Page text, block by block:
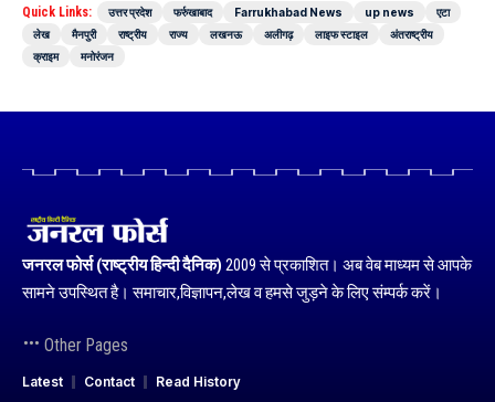
Quick Links: उत्तर प्रदेश फर्रुखाबाद Farrukhabad News up news
एटा
लेख
मैनपुरी राष्ट्रीय राज्य लखनऊ अलीगढ़ लाइफ स्टाइल
अंतराष्ट्रीय
क्राइम
मनोरंजन
जनरल फोर्स (राष्ट्रीय हिन्दी दैनिक) 2009 से प्रकाशित। अब वेब माध्यम से आपके
सामने उपस्थित है। समाचार,विज्ञापन,लेख व हमसे जुड़ने के लिए संम्पर्क करें।
Other Pages
Latest Contact Read History